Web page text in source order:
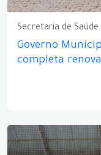
Secretaria de Saúde
Governo
completa